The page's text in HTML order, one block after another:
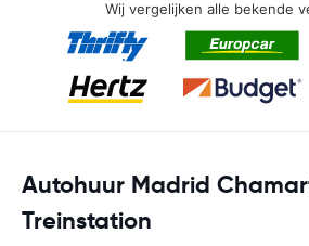
Wij vergelijken alle bekende
Autohuur Madrid
Treinstation